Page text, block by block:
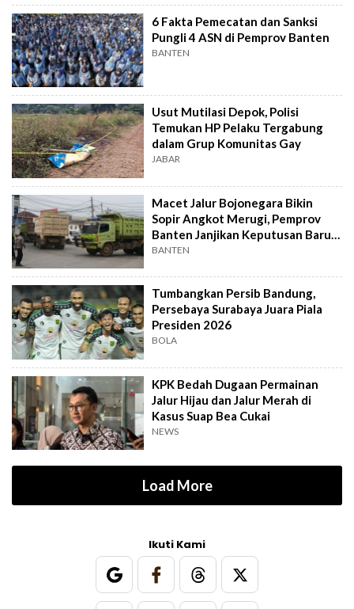
6 Fakta Pemecatan dan Sanksi
Pungli 4 ASN di Pemprov Banten
BANTEN
Usut Mutilasi Depok, Polisi
Temukan HP Pelaku Tergabung
dalam Grup Komunitas Gay
JABAR
Macet Jalur Bojonegara Bikin
Sopir Angkot Merugi, Pemprov
Banten Janjikan Keputusan Baru 4
Hari Lagi
BANTEN
Tumbangkan Persib Bandung,
Persebaya Surabaya Juara Piala
Presiden 2026
BOLA
KPK Bedah Dugaan Permainan
Jalur Hijau dan Jalur Merah di
Kasus Suap Bea Cukai
NEWS
Load More
Ikuti Kami